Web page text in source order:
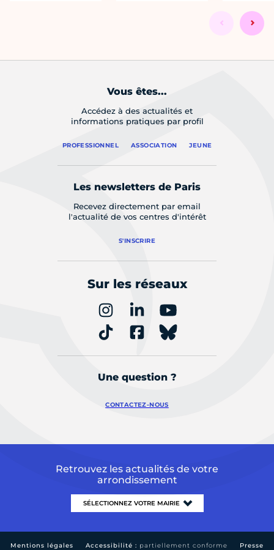
Vous êtes...
Accédez à des actualités et
informations pratiques par profil
PROFESSIONNEL ASSOCIATION JEUNE
Les newsletters de Paris
Recevez directement par email
l'actualité de vos centres d'intérêt
S'INSCRIRE
Sur les réseaux
Une question ?
CONTACTEZ-NOUS
Retrouvez les actualités de votre
arrondissement
Mentions légales Accessibilité : partiellement conforme Presse